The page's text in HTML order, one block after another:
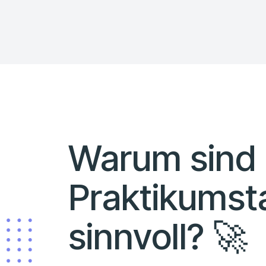
Warum sind
sinnvoll? 🚀